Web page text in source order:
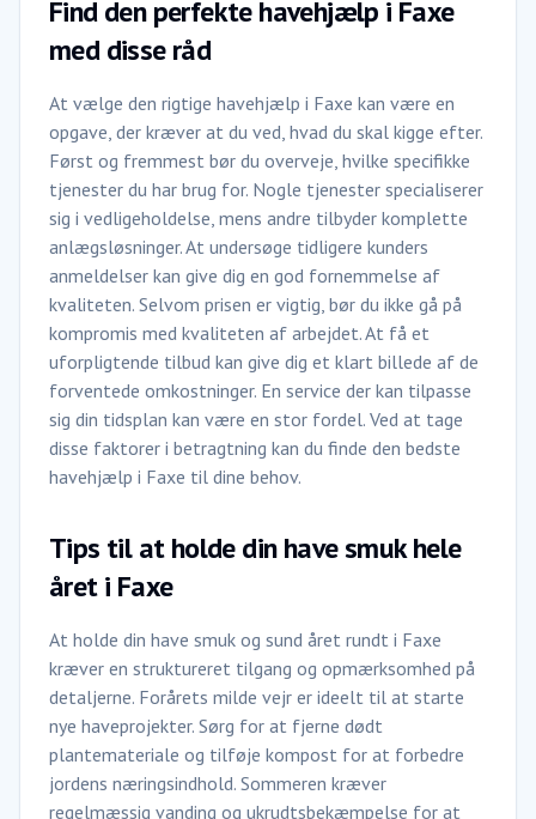
Find den perfekte havehjælp i Faxe
med disse råd
At vælge den rigtige havehjælp i Faxe kan være en
opgave, der kræver at du ved, hvad du skal kigge efter.
Først og fremmest bør du overveje, hvilke specifikke
tjenester du har brug for. Nogle tjenester specialiserer
sig i vedligeholdelse, mens andre tilbyder komplette
anlægsløsninger. At undersøge tidligere kunders
anmeldelser kan give dig en god fornemmelse af
kvaliteten. Selvom prisen er vigtig, bør du ikke gå på
kompromis med kvaliteten af arbejdet. At få et
uforpligtende tilbud kan give dig et klart billede af de
forventede omkostninger. En service der kan tilpasse
sig din tidsplan kan være en stor fordel. Ved at tage
disse faktorer i betragtning kan du finde den bedste
havehjælp i Faxe til dine behov.
Tips til at holde din have smuk hele
året i Faxe
At holde din have smuk og sund året rundt i Faxe
kræver en struktureret tilgang og opmærksomhed på
detaljerne. Forårets milde vejr er ideelt til at starte
nye haveprojekter. Sørg for at fjerne dødt
plantemateriale og tilføje kompost for at forbedre
jordens næringsindhold. Sommeren kræver
regelmæssig vanding og ukrudtsbekæmpelse for at